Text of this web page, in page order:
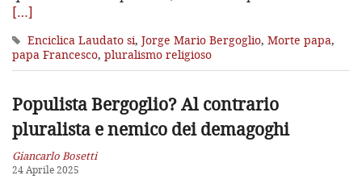
[…]
Enciclica Laudato si, Jorge Mario Bergoglio, Morte papa,
papa Francesco, pluralismo religioso
Populista Bergoglio? Al contrario
pluralista e nemico dei demagoghi
Giancarlo Bosetti
24 Aprile 2025